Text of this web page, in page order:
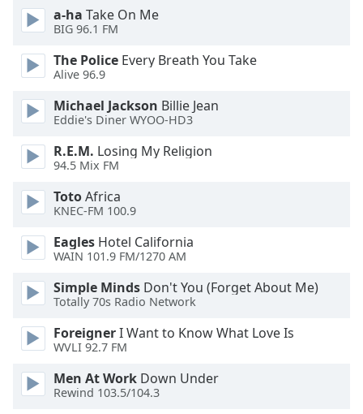
dialog
Escape
cancel
window.
Background
Color
Opacity
a-ha Take On Me
BIG 96.1 FM
The Police Every Breath You Take
Alive 96.9
Michael Jackson Billie Jean
Eddie's Diner WYOO-HD3
R.E.M. Losing My Religion
94.5 Mix FM
TotoAfrica
KNEC-FM 100.9
Eagles Hotel California
WAIN 101.9 FM/1270 AM
Simple Minds Don't You (Forget About Me)
Totally 70s Radio Network
ForeignerI Want to Know What Love Is
WVLI 92.7 FM
Men At Work Down Under
Rewind 103.5/104.3